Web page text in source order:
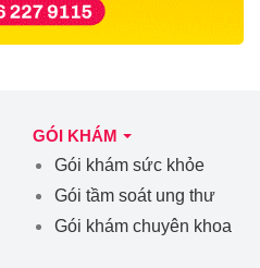
GÓI KHÁM
Gói khám sức khỏe
Gói tầm soát ung thư
Gói khám chuyên khoa